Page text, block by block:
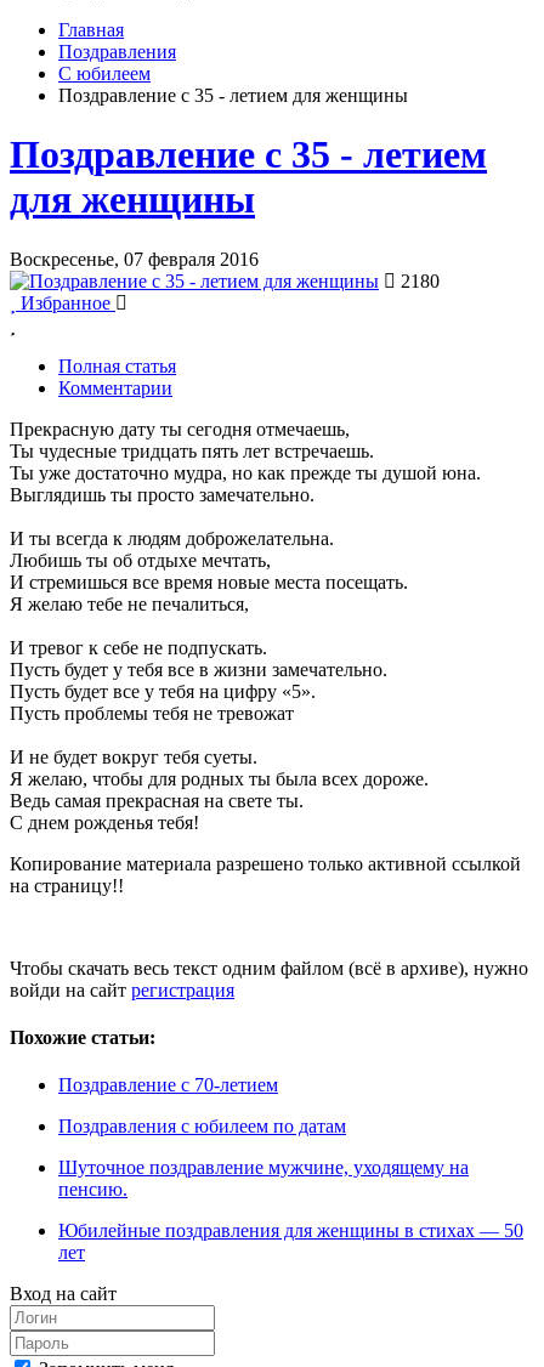
Главная
Поздравления
С юбилеем
Поздравление с 35 - летием для женщины
Поздравление с 35 - летием
для женщины
Воскресенье, 07 февраля 2016
2180
Избранное
Полная статья
Комментарии
Прекрасную дату ты сегодня отмечаешь,
Ты чудесные тридцать пять лет встречаешь.
Ты уже достаточно мудра, но как прежде ты душой юна.
Выглядишь ты просто замечательно.
И ты всегда к людям доброжелательна.
Любишь ты об отдыхе мечтать,
И стремишься все время новые места посещать.
Я желаю тебе не печалиться,
И тревог к себе не подпускать.
Пусть будет у тебя все в жизни замечательно.
Пусть будет все у тебя на цифру «5».
Пусть проблемы тебя не тревожат
И не будет вокруг тебя суеты.
Я желаю, чтобы для родных ты была всех дороже.
Ведь самая прекрасная на свете ты.
С днем рожденья тебя!
Копирование материала разрешено только активной ссылкой
на страницу!!
Чтобы скачать весь текст одним файлом (всё в архиве), нужно
войди на сайт регистрация
Похожие статьи:
Поздравление с 70-летием
Поздравления с юбилеем по датам
Шуточное поздравление мужчине, уходящему на
пенсию.
Юбилейные поздравления для женщины в стихах — 50
лет
Вход на сайт